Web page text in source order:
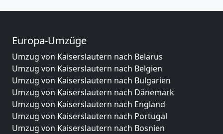
Europa-Umzüge
Umzug von Kaiserslautern nach Belarus
Umzug von Kaiserslautern nach Belgien
Umzug von Kaiserslautern nach Bulgarien
Umzug von Kaiserslautern nach Dänemark
Umzug von Kaiserslautern nach England
Umzug von Kaiserslautern nach Portugal
Umzug von Kaiserslautern nach Bosnien